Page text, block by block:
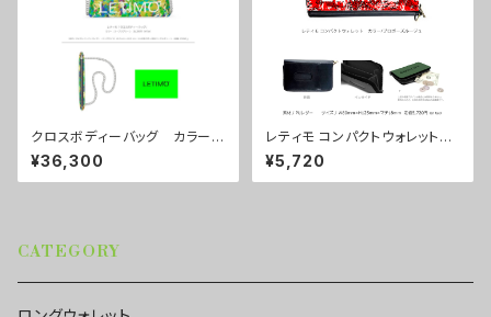
クロスボディーバッグ カラー/
リーフスグリーン ■配送まで
約１か月
¥36,300
レティモ コンパクトウォレット
カラー/プロポーズルージュ ■
配送まで3週間
¥5,720
CATEGORY